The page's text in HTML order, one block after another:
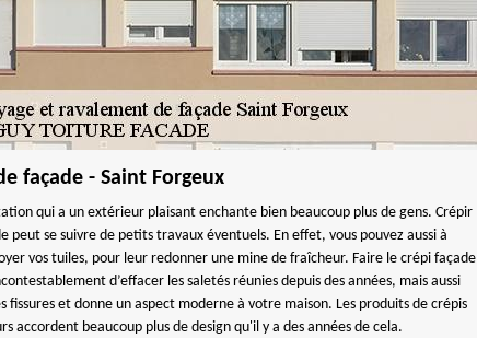
façade - Saint Forgeux
qui a un extérieur plaisant enchante bien beaucoup plus de gens. Crépir
peut se suivre de petits travaux éventuels. En effet, vous pouvez aussi à
vos tuiles, pour leur redonner une mine de fraîcheur. Faire le crépi façade
d’effacer les saletés réunies depuis des années, mais aussi
fissures et donne un aspect moderne à votre maison. Les produits de crépis
accordent beaucoup plus de design qu'il y a des années de cela.